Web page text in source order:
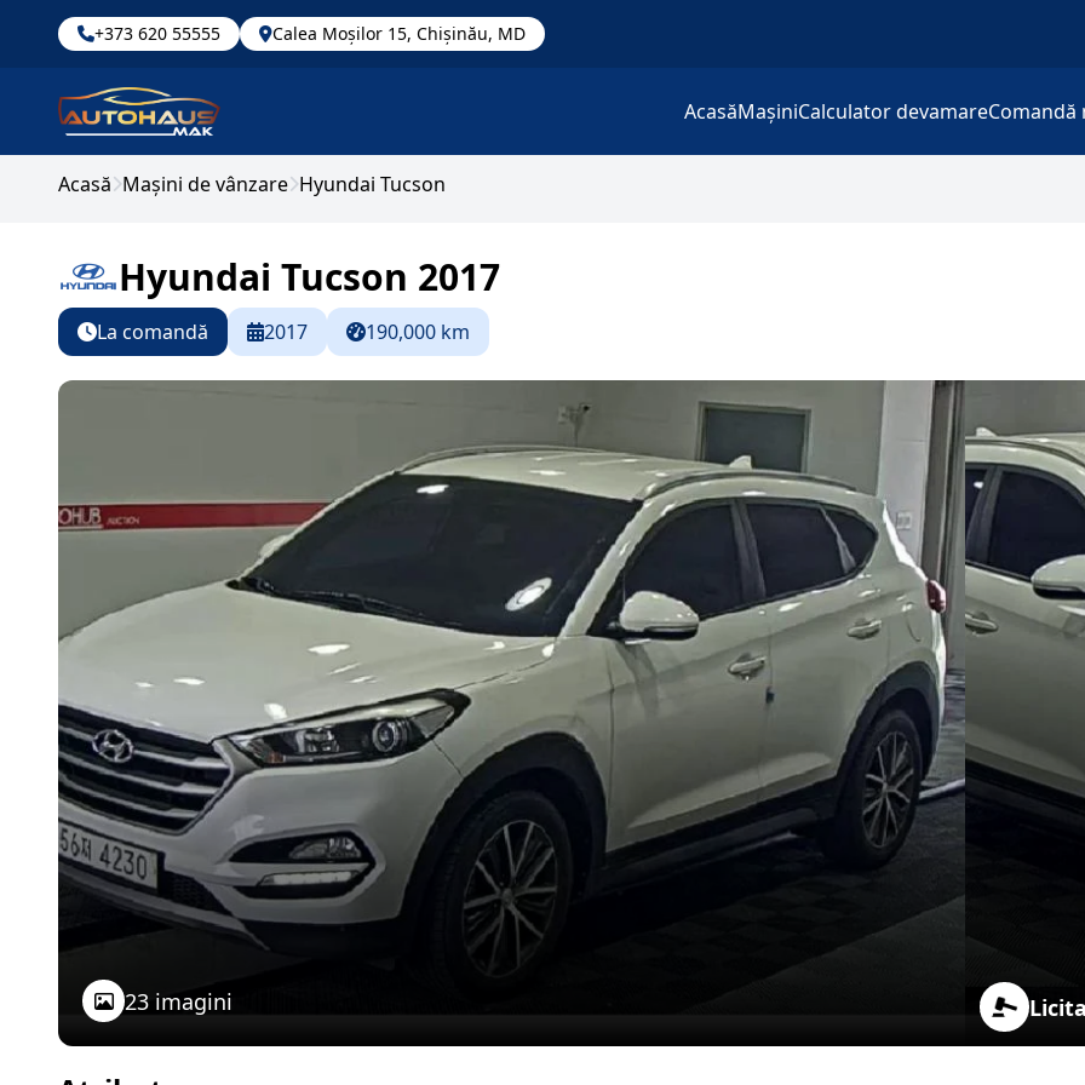
+373 620 55555 Calea Moșilor 15, Chișinău, MD
AcasăMașiniCalculator devamareComandă
Acasă Mașini de vânzare Hyundai Tucson
Hyundai Tucson 2017
La comandă 2017 190,000 km
23 imagini